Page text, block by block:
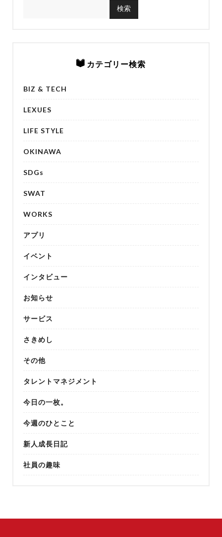
カテゴリー検索
BIZ & TECH
LEXUES
LIFE STYLE
OKINAWA
SDGs
SWAT
WORKS
アプリ
イベント
インタビュー
お知らせ
サービス
さきめし
その他
タレントマネジメント
今日の一枚。
今週のひとこと
新人成長日記
社員の趣味